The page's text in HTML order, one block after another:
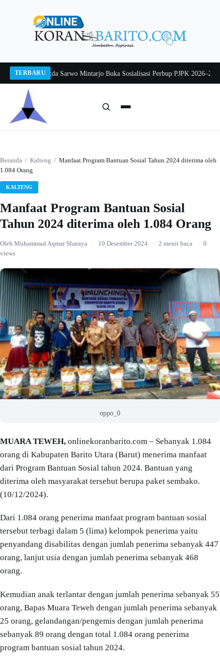
TERBARU
2026Pj Sekda Sarwo Mintarjo Buka Sosialisasi Perbup PJPK 2026–2030
Beranda / Kalteng / Manfaat Program Bantuan Sosial Tahun 2024 diterima oleh
1.084 Orang
KALTENG
Manfaat Program Bantuan Sosial
Tahun 2024 diterima oleh 1.084 Orang
Oleh Muhammad Aqmar Sharaya · 10 Desember 2024 · 2 menit baca ·
0
views
oppo_0
MUARA TEWEH, onlinekoranbarito.com – Sebanyak 1.084
orang di Kabupaten Barito Utara (Barut) menerima manfaat
dari Program Bantuan Sosial tahun 2024. Bantuan yang
diterima oleh masyarakat tersebut berupa paket sembako.
(10/12/2024).
Dari 1.084 orang penerima manfaat program bantuan sosial
tersebut terbagi dalam 5 (lima) kelompok penerima yaitu
penyandang disabilitas dengan jumlah penerima sebanyak 447
orang, lanjut usia dengan jumlah penerima sebanyak 468
orang.
Kemudian anak terlantar dengan jumlah penerima sebanyak 55
orang, Bapas Muara Teweh dengan jumlah penerima sebanyak
25 orang, gelandangan/pengemis dengan jumlah penerima
sebanyak 89 orang dengan total 1.084 orang penerima
program bantuan sosial tahun 2024.